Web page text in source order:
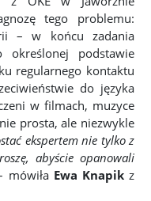
tego problemu:
– w końcu zadania
podstawie
regularnego kontaktu
do języka
w filmach, muzyce
prosta, ale niezwykle
ekspertem nie tylko z
abyście opanowali
mówiła Ewa Knapikz